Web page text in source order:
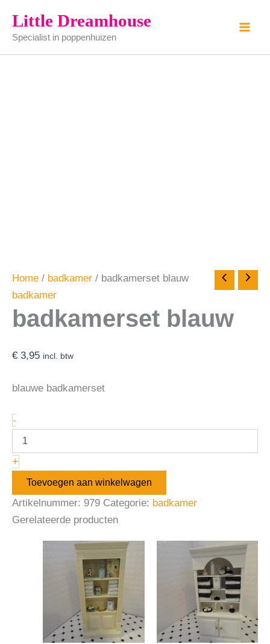
naar
inhoud
Little Dreamhouse
Specialist in poppenhuizen
Home / badkamer / badkamerset blauw
badkamer
badkamerset blauw
€ 3,95 incl. btw
blauwe badkamerset
-
blauw
aantal
+
Toevoegen aan winkelwagen
Artikelnummer: 979 Categorie: badkamer
Gerelateerde producten